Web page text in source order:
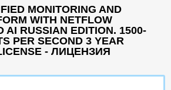
MONITORING AND
WITH NETFLOW
AI RUSSIAN EDITION. 1500-
PER SECOND 3 YEAR
- ЛИЦЕНЗИЯ